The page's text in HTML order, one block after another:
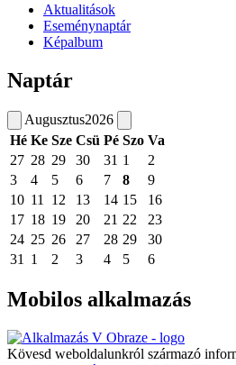
Aktualitások
Eseménynaptár
Képalbum
Naptár
Augusztus2026
Hé Ke Sze Csü Pé Szo Va
27 28 29 30 31 1
2
3
4 5 6 7 8
9
10 11 12 13 14 15
16
17 18 19 20 21 22
23
24 25 26 27 28 29
30
31
1 2 3 4 5 6
Mobilos alkalmazás
Kövesd weboldalunkról származó